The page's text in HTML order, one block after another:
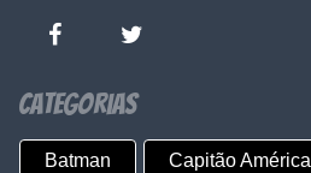
Categorias
Batman Capitão América